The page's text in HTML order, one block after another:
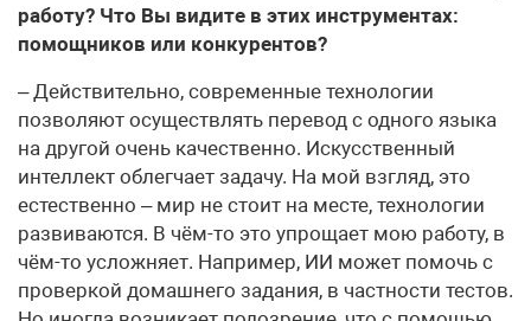
работу? Что Вы видите в этих инструментах:
помощников или конкурентов?
– Действительно, современные технологии
позволяют осуществлять перевод с одного языка
на другой очень качественно. Искусственный
интеллект облегчает задачу. На мой взгляд, это
естественно – мир не стоит на месте, технологии
развиваются. В чём-то это упрощает мою работу, в
чём-то усложняет. Например, ИИ может помочь с
проверкой домашнего задания, в частности тестов.